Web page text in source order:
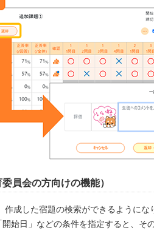
員会の方向けの機能）
成した宿題の検索ができるようにな
始日」などの条件を指定すると、そ